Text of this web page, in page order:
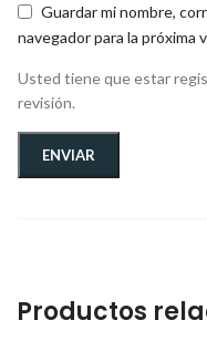
Guardar mi nombre,
navegador para la próxima
Usted tiene que estar
revisión.
Productos